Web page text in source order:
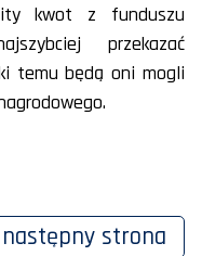
kwot z funduszu
przekazać
temu będą oni mogli
następny strona